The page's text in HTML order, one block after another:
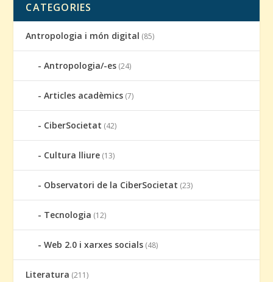
CATEGORIES
Antropologia i món digital (85)
Antropologia/-es (24)
Articles acadèmics (7)
CiberSocietat (42)
Cultura lliure (13)
Observatori de la CiberSocietat (23)
Tecnologia (12)
Web 2.0 i xarxes socials (48)
Literatura (211)